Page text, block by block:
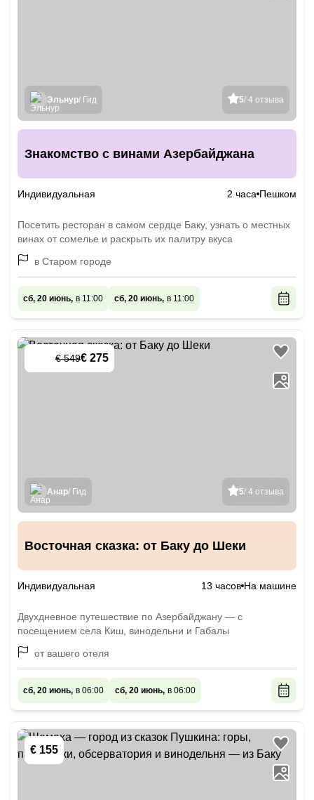
5/ 4 отзыва
Эльнур/ Гид
Знакомство с винами Азербайджана
Индивидуальная 2 часа Пешком
Посетить ресторан в самом сердце Баку, узнать о местных
винах от сомелье и раскрыть их палитру вкуса
в Старом городе
сб, 20 июнь, в 11:00 сб, 20 июнь, в 11:00
€ 549€ 275
5/ 4 отзыва
Анар/ Гид
Восточная сказка: от Баку до Шеки
Индивидуальная 13 часов На машине
Двухдневное путешествие по Азербайджану — с
посещением села Киш, винодельни и Габалы
от вашего отеля
сб, 20 июнь, в 06:00 сб, 20 июнь, в 06:00
€ 155